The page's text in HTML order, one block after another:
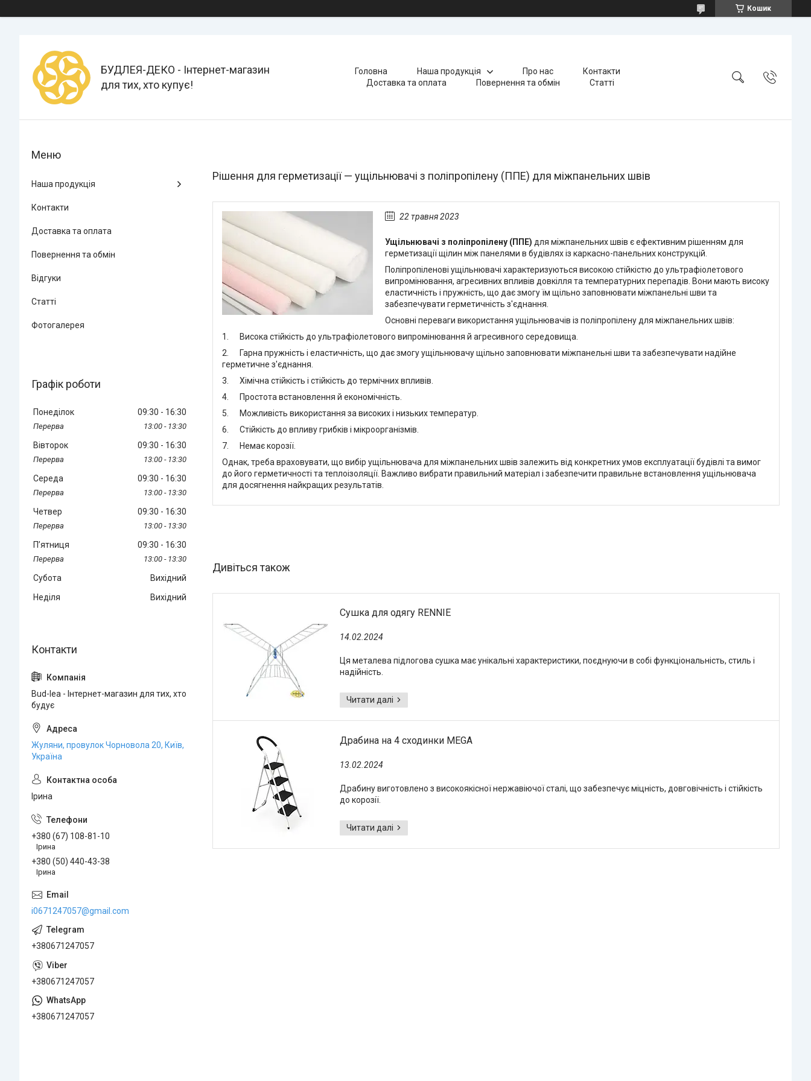
Кошик
БУДЛЕЯ-ДЕКО - Інтернет-магазин
для тих, хто купує!
Головна Наша продукція Про нас
Контакти
Доставка та оплата
Повернення та обмін Статті
Рішення для герметизації — ущільнювачі з поліпропілену (ППЕ) для міжпанельних швів
22 травня 2023
Ущільнювачі з поліпропілену (ППЕ) для міжпанельних швів є ефективним рішенням для
герметизації щілин між панелями в будівлях із каркасно-панельних конструкцій.
Поліпропіленові ущільнювачі характеризуються високою стійкістю до ультрафіолетового
випромінювання, агресивних впливів довкілля та температурних перепадів. Вони мають високу
еластичність і пружність, що дає змогу їм щільно заповнювати міжпанельні шви та
забезпечувати герметичність з'єднання.
Основні переваги використання ущільнювачів із поліпропілену для міжпанельних швів:
1. Висока стійкість до ультрафіолетового випромінювання й агресивного середовища.
2. Гарна пружність і еластичність, що дає змогу ущільнювачу щільно заповнювати міжпанельні шви та забезпечувати надійне
герметичне з'єднання.
3. Хімічна стійкість і стійкість до термічних впливів.
4. Простота встановлення й економічність.
5. Можливість використання за високих і низьких температур.
6. Стійкість до впливу грибків і мікроорганізмів.
7. Немає корозії.
Однак, треба враховувати, що вибір ущільнювача для міжпанельних швів залежить від конкретних умов експлуатації будівлі та вимог
до його герметичності та теплоізоляції. Важливо вибрати правильний матеріал і забезпечити правильне встановлення ущільнювача
для досягнення найкращих результатів.
Сушка для одягу RENNIE
14.02.2024
Ця металева підлогова сушка має унікальні характеристики, поєднуючи в собі функціональність, стиль і
надійність.
Драбина на 4 сходинки MEGA
13.02.2024
Драбину виготовлено з високоякісної нержавіючої сталі, що забезпечує міцність, довговічність і стійкість
до корозії.
Наша продукція
Контакти
Доставка та оплата
Повернення та обмін
Відгуки
Статті
Фотогалерея
Графік роботи
Понеділок 09:30 16:30
13:00 13:30
Вівторок 09:30 16:30
13:00 13:30
Середа 09:30 16:30
13:00 13:30
Четвер 09:30 16:30
13:00 13:30
Пʼятниця 09:30 16:30
13:00 13:30
Субота
Вихідний
Неділя
Вихідний
Bud-lea - Інтернет-магазин для тих, хто
будує
Жуляни, провулок Чорновола 20, Київ,
Україна
Ірина
+380 (67) 108-81-10
Ірина
+380 (50) 440-43-38
Ірина
i0671247057@gmail.com
+380671247057
+380671247057
+380671247057